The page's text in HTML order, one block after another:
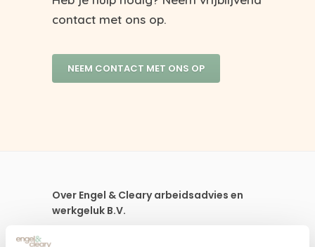
contact met ons op.
NEEM CONTACT MET ONS OP
Over Engel & Cleary arbeidsadvies en
werkgeluk B.V.